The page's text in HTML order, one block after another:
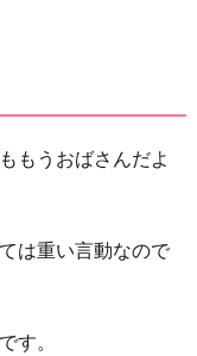
もうおばさんだよ
は重い言動なので
す。